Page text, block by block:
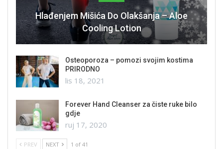
Hlađenjem Mišića Do Olakšanja – Aloe
Cooling Lotion
Osteoporoza – pomozi svojim kostima
PRIRODNO
lis 18, 2021
Forever Hand Cleanser za čiste ruke bilo
gdje
ruj 17, 2020
PREV NEXT 1 of 41